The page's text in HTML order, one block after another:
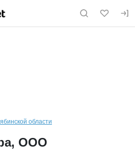
по сайту milknet.ru
о компании
области
о компании
ООО